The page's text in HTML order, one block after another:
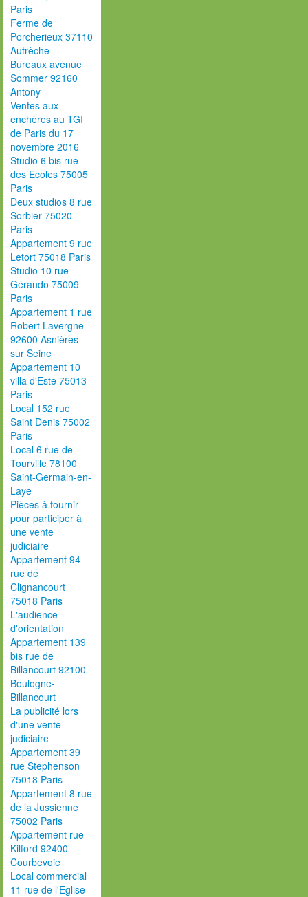
Paris
Ferme de
Porcherieux 37110
Autrèche
Bureaux avenue
Sommer 92160
Antony
Ventes aux
enchères au TGI
de Paris du 17
novembre 2016
Studio 6 bis rue
des Ecoles 75005
Paris
Deux studios 8 rue
Sorbier 75020
Paris
Appartement 9 rue
Letort 75018 Paris
Studio 10 rue
Gérando 75009
Paris
Appartement 1 rue
Robert Lavergne
92600 Asnières
sur Seine
Appartement 10
villa d'Este 75013
Paris
Local 152 rue
Saint Denis 75002
Paris
Local 6 rue de
Tourville 78100
Saint-Germain-en-
Laye
Pièces à fournir
pour participer à
une vente
judiciaire
Appartement 94
rue de
Clignancourt
75018 Paris
L'audience
d'orientation
Appartement 139
bis rue de
Billancourt 92100
Boulogne-
Billancourt
La publicité lors
d'une vente
judiciaire
Appartement 39
rue Stephenson
75018 Paris
Appartement 8 rue
de la Jussienne
75002 Paris
Appartement rue
Kilford 92400
Courbevoie
Local commercial
11 rue de l'Eglise